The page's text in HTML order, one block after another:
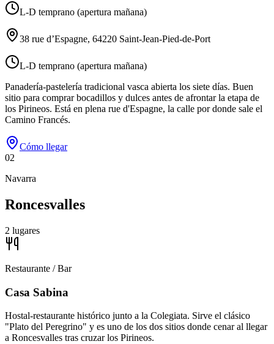
L-D temprano (apertura mañana)
38 rue d’Espagne, 64220 Saint-Jean-Pied-de-Port
L-D temprano (apertura mañana)
Panadería-pastelería tradicional vasca abierta los siete días. Buen
sitio para comprar bocadillos y dulces antes de afrontar la etapa de
los Pirineos. Está en plena rue d'Espagne, la calle por donde sale el
Camino Francés.
Cómo llegar
02
Navarra
Roncesvalles
2 lugares
Restaurante / Bar
Casa Sabina
Hostal-restaurante histórico junto a la Colegiata. Sirve el clásico
"Plato del Peregrino" y es uno de los dos sitios donde cenar al llegar
a Roncesvalles tras cruzar los Pirineos.